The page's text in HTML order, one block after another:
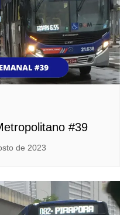
#39
de 2023